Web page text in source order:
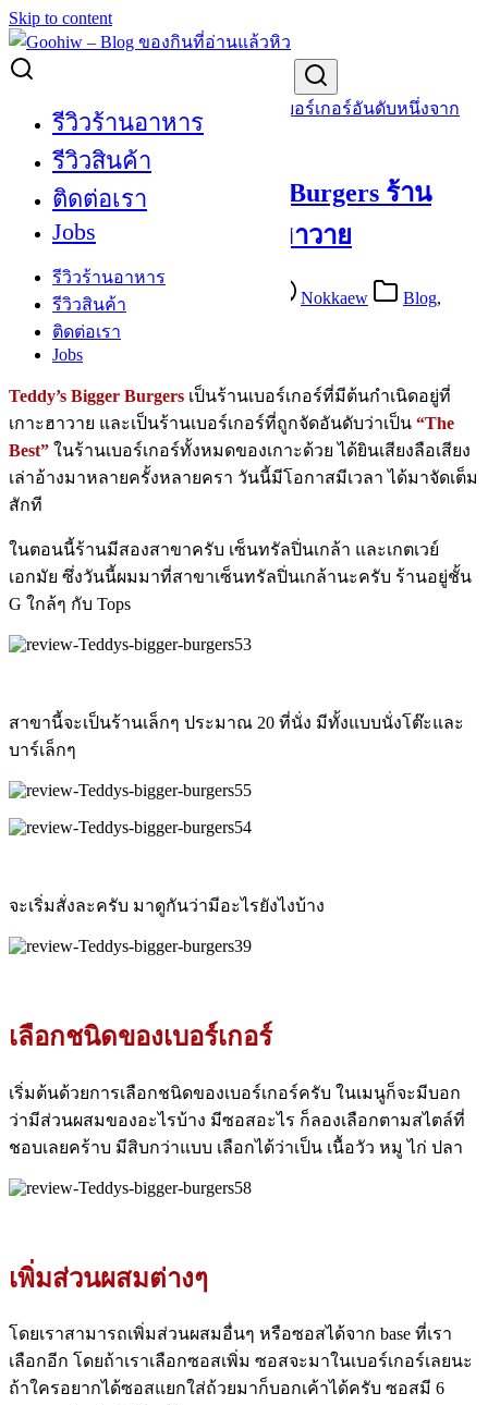
Skip to content
รีวิวร้านอาหาร
รีวิวสินค้า
ติดต่อเรา
Jobs
รีวิวร้านอาหาร
รีวิวสินค้า
ติดต่อเรา
Jobs
Search for:
[Review] Teddy’s Bigger Burgers ร้านเบอร์เกอร์อันดับหนึ่งจาก
ฮาวาย
[Review] Teddy’s Bigger Burgers ร้าน
เบอร์เกอร์อันดับหนึ่งจากฮาวาย
May 9, 2016 Nokkaew Blog,
Restaurant Review
Teddy’s Bigger Burgers เป็นร้านเบอร์เกอร์ที่มีต้นกำเนิดอยู่ที่
เกาะฮาวาย และเป็นร้านเบอร์เกอร์ที่ถูกจัดอันดับว่าเป็น “The
Best” ในร้านเบอร์เกอร์ทั้งหมดของเกาะด้วย ได้ยินเสียงลือเสียง
เล่าอ้างมาหลายครั้งหลายครา วันนี้มีโอกาสมีเวลา ได้มาจัดเต็ม
สักที
ในตอนนี้ร้านมีสองสาขาครับ เซ็นทรัลปิ่นเกล้า และเกตเวย์
เอกมัย ซึ่งวันนี้ผมมาที่สาขาเซ็นทรัลปิ่นเกล้านะครับ ร้านอยู่ชั้น
G ใกล้ๆ กับ Tops
สาขานี้จะเป็นร้านเล็กๆ ประมาณ 20 ที่นั่ง มีทั้งแบบนั่งโต๊ะและ
บาร์เล็กๆ
จะเริ่มสั่งละครับ มาดูกันว่ามีอะไรยังไงบ้าง
เลือกชนิดของเบอร์เกอร์
เริ่มต้นด้วยการเลือกชนิดของเบอร์เกอร์ครับ ในเมนูก็จะมีบอก
ว่ามีส่วนผสมของอะไรบ้าง มีซอสอะไร ก็ลองเลือกตามสไตล์ที่
ชอบเลยคร้าบ มีสิบกว่าแบบ เลือกได้ว่าเป็น เนื้อวัว หมู ไก่ ปลา
เพิ่มส่วนผสมต่างๆ
โดยเราสามารถเพิ่มส่วนผสมอื่นๆ หรือซอสได้จาก base ที่เรา
เลือกอีก โดยถ้าเราเลือกซอสเพิ่ม ซอสจะมาในเบอร์เกอร์เลยนะ
ถ้าใครอยากได้ซอสแยกใส่ถ้วยมาก็บอกเค้าได้ครับ ซอสมี 6